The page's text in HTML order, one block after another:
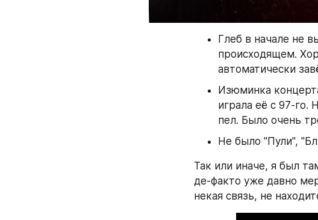
Глеб в начале не
происходящем.
автоматически
Изюминка
играла её с 97-го.
пел. Было очень
Не было "Пули",
Так или иначе, я был
де-факто уже давно
некая связь, не